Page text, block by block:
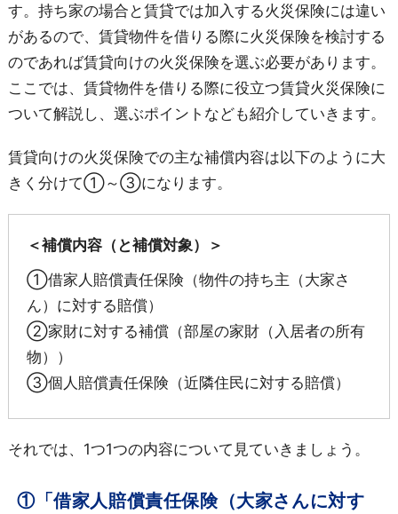
す。持ち家の場合と賃貸では加入する火災保険には違い
があるので、賃貸物件を借りる際に火災保険を検討する
のであれば賃貸向けの火災保険を選ぶ必要があります。
ここでは、賃貸物件を借りる際に役立つ賃貸火災保険に
ついて解説し、選ぶポイントなども紹介していきます。
賃貸向けの火災保険での主な補償内容は以下のように大
きく分けて①～③になります。
＜補償内容（と補償対象）＞
①借家人賠償責任保険（物件の持ち主（大家さ
ん）に対する賠償）
②家財に対する補償（部屋の家財（入居者の所有
物））
③個人賠償責任保険（近隣住民に対する賠償）
それでは、1つ1つの内容について見ていきましょう。
①「借家人賠償責任保険（大家さんに対す